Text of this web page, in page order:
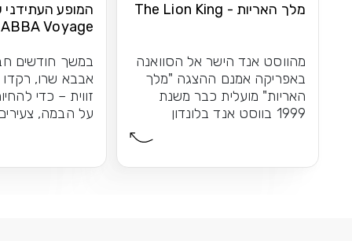
מלך האריות - The Lion King
מהווסט אנד הישר אל הסוואנה
באפריקה אמנם ההצגה "מלך
האריות" מועלית כבר משנת
1999 בווסט אנד בלונדון
המופע
ABBA Voyage
במשך חודשים
אבבא שרו, רקדו
זווית – כדי
על הבמה,